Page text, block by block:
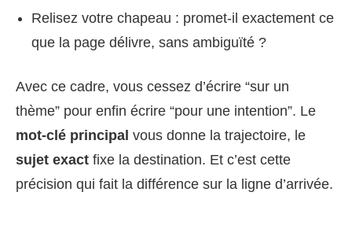
Relisez votre chapeau : promet-il exactement ce
que la page délivre, sans ambiguïté ?
Avec ce cadre, vous cessez d’écrire “sur un
thème” pour enfin écrire “pour une intention”. Le
mot-clé principal vous donne la trajectoire, le
sujet exact fixe la destination. Et c’est cette
précision qui fait la différence sur la ligne d’arrivée.